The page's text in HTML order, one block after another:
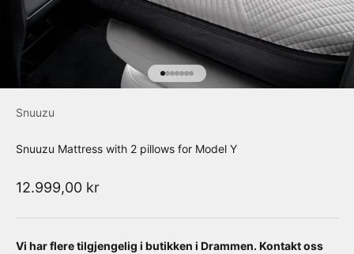
Gå til element 1
Gå til element 2
Gå til element 3
Gå til element 4
Gå til element 5
Gå til element 6
Gå til element 7
Snuuzu
Snuuzu Mattress with 2 pillows for Model Y
Salgspris
12.999,00 kr
Vi har flere tilgjengelig i butikken i Drammen. Kontakt oss